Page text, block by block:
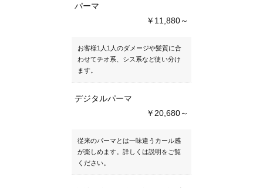
パーマ
￥11,880～
お客様1人1人のダメージや髪質に合
わせてチオ系、シス系など使い分け
ます。
デジタルパーマ
￥20,680～
従来のパーマとは一味違うカール感
が楽しめます。詳しくは説明をご覧
ください。